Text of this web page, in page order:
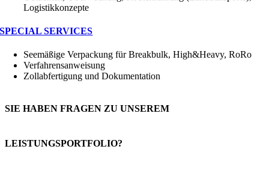
Logistikkonzepte
SPECIAL SERVICES
Seemäßige Verpackung für Breakbulk, High&Heavy, RoRo
Verfahrensanweisung
Zollabfertigung und Dokumentation
SIE HABEN FRAGEN ZU UNSEREM
LEISTUNGSPORTFOLIO?